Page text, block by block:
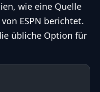
wie eine Quelle
ESPN berichtet.
übliche Option für